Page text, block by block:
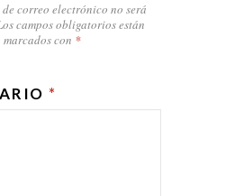
correo electrónico no será
campos obligatorios están
marcados con *
*